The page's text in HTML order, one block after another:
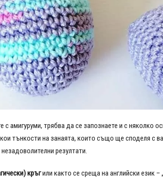
с амигуруми, трябва да се запознаете и с няколко
тънкости на занаята, които също ще споделя с
резултати.
кръгили както се среща на английски език –